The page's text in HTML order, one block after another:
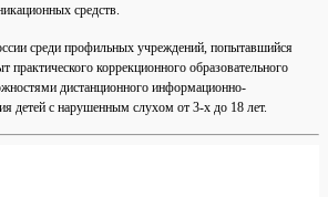
средств.
среди профильных учреждений, попытавшийся
практического коррекционного образовательного
дистанционного информационно-
детей с нарушенным слухом от 3-х до 18 лет.